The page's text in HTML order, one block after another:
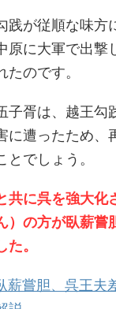
践が従順な味方
原に大軍で出撃
のです。
子胥は、越王勾
に遭ったため、
でしょう。
に呉を強大化
）の方が臥薪嘗
。
嘗胆、呉王夫